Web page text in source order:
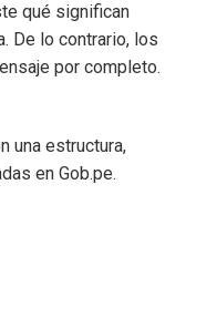
qué significan
De lo contrario, los
por completo.
una estructura,
en Gob.pe.